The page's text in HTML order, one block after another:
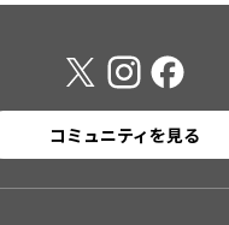
コミュニティを見る